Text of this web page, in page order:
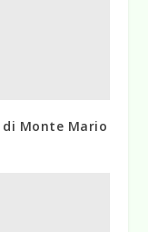
Monte Mario